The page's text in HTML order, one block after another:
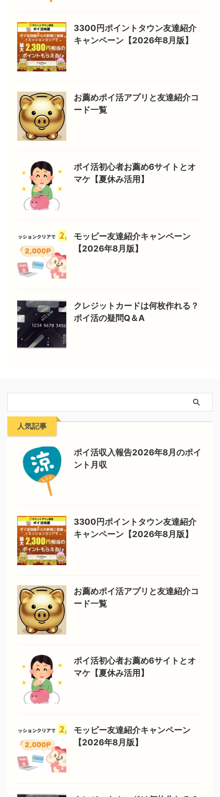
3300円ポイントタウン友達紹介
キャンペーン【2026年8月版】
お薦めポイ活アプリと友達紹介コ
ード一覧
ポイ活初心者お薦め6サイトとオ
マケ【夏休み活用】
モッピー友達紹介キャンペーン
【2026年8月版】
クレジットカードは何枚作れる？
ポイ活の疑問Q＆A
人気記事
ポイ活収入報告2026年8月のポイ
ント月収
3300円ポイントタウン友達紹介
キャンペーン【2026年8月版】
お薦めポイ活アプリと友達紹介コ
ード一覧
ポイ活初心者お薦め6サイトとオ
マケ【夏休み活用】
モッピー友達紹介キャンペーン
【2026年8月版】